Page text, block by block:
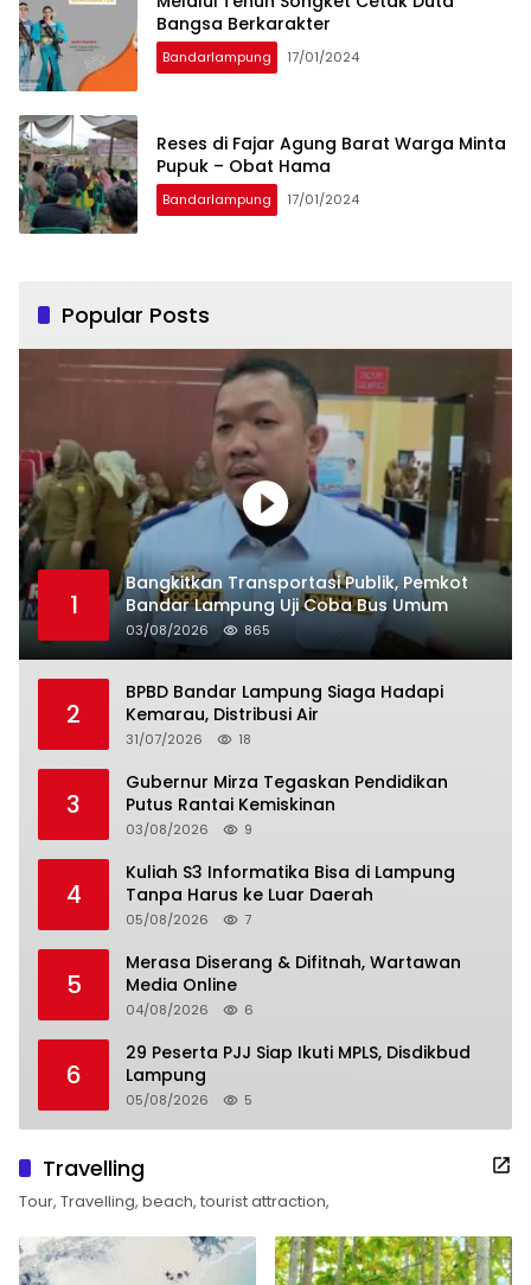
Bangsa Berkarakter
Bandarlampung 17/01/2024
Reses di Fajar Agung Barat Warga Minta
Pupuk – Obat Hama
Bandarlampung 17/01/2024
Popular Posts
1
Bangkitkan Transportasi Publik, Pemkot
Bandar Lampung Uji Coba Bus Umum
03/08/2026 865
2
BPBD Bandar Lampung Siaga Hadapi
Kemarau, Distribusi Air
31/07/2026 18
3
Gubernur Mirza Tegaskan Pendidikan
Putus Rantai Kemiskinan
03/08/2026 9
4
Kuliah S3 Informatika Bisa di Lampung
Tanpa Harus ke Luar Daerah
05/08/2026 7
5
Merasa Diserang & Difitnah, Wartawan
Media Online
04/08/2026 6
6
29 Peserta PJJ Siap Ikuti MPLS, Disdikbud
Lampung
05/08/2026 5
Travelling
Tour, Travelling, beach, tourist attraction,